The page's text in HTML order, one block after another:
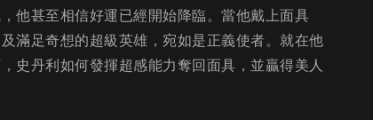
他甚至相信好運已經開始降臨。當他戴上面具
滿足奇想的超級英雄，宛如是正義使者。就在他
史丹利如何發揮超感能力奪回面具，並贏得美人